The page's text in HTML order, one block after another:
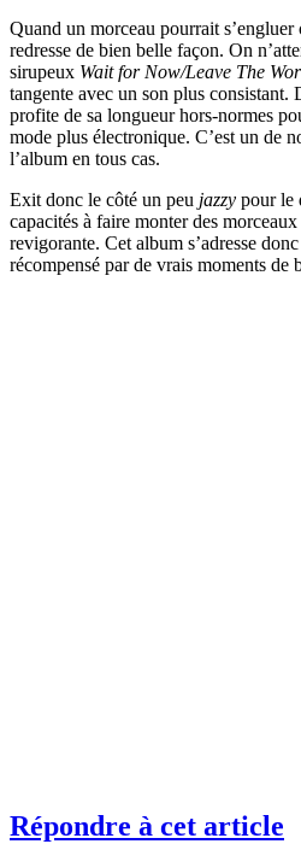
Quand un morceau pourrait s’engluer
redresse de bien belle façon. On
sirupeux Wait for Now/Leave The
tangente avec un son plus consistant.
profite de sa longueur hors-normes
mode plus électronique. C’est un de
l’album en tous cas.
Exit donc le côté un peu jazzy pour le
capacités à faire monter des
revigorante. Cet album s’adresse
récompensé par de vrais moments de
Répondre à cet article